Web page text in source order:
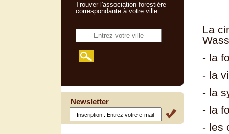
La
- la
- la
- la
- la
- les
Trouver l'association forestière
correspondante à votre ville :
Newsletter